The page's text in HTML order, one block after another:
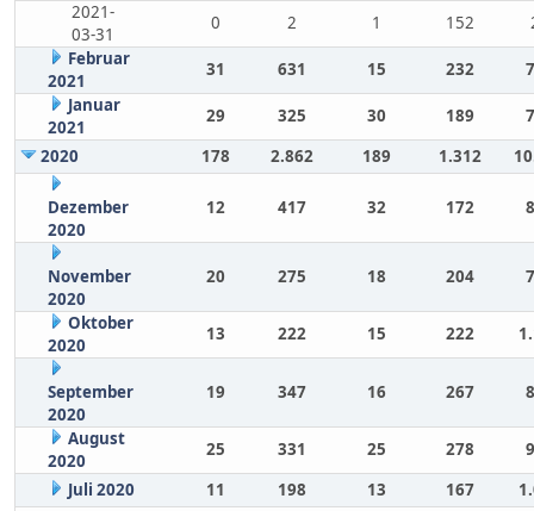
2021-
03-31
0 2 1 152
Februar
2021
31 631 15 232
Januar
2021
29 325 30 189
2020
178 2.862 189 1.312
Dezember
2020
12 417 32 172
November
2020
20 275 18 204
Oktober
2020
13 222 15 222
September
2020
19 347 16 267
August
2020
25 331 25 278
Juli 2020
11 198 13 167